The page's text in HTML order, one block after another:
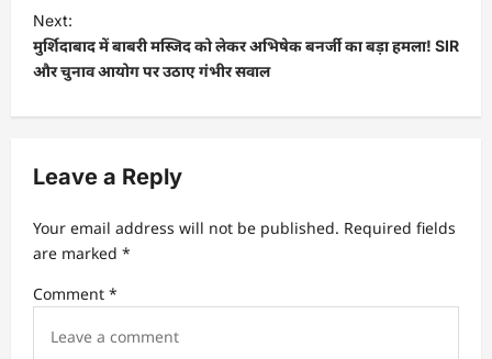
Next:
मुर्शिदाबाद में बाबरी मस्जिद को लेकर अभिषेक बनर्जी का बड़ा हमला! SIR
और चुनाव आयोग पर उठाए गंभीर सवाल
Leave a Reply
Your email address will not be published. Required fields
are marked *
Comment *